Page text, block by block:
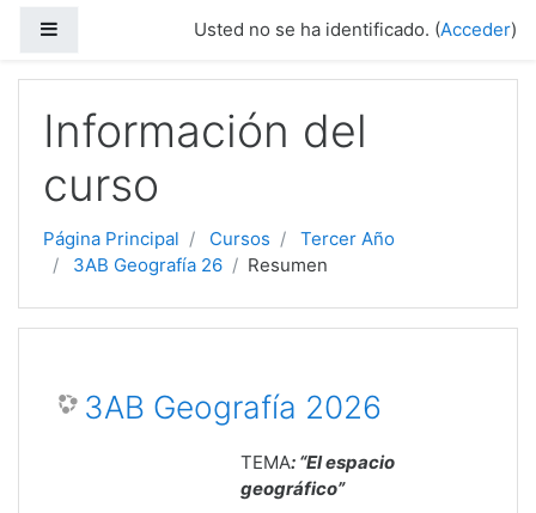
Usted no se ha identificado. (Acceder)
Información del
curso
Página Principal Cursos
Tercer Año
3AB Geografía 26
Resumen
3AB Geografía 2026
TEMA: “El espacio
geográfico”